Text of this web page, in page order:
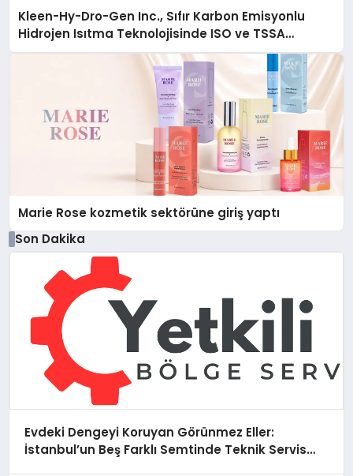
Kleen-Hy-Dro-Gen Inc., Sıfır Karbon Emisyonlu
Hidrojen Isıtma Teknolojisinde ISO ve TSSA
Düzenleyici Onaylarını Aldı
Marie Rose kozmetik sektörüne giriş yaptı
Son Dakika
Evdeki Dengeyi Koruyan Görünmez Eller:
İstanbul’un Beş Farklı Semtinde Teknik Servis